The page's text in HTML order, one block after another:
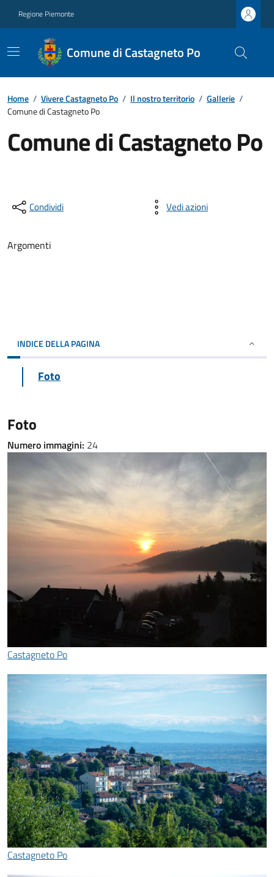
Regione Piemonte
Comune di Castagneto Po
Home / Vivere Castagneto Po / Il nostro territorio / Gallerie /
Comune di Castagneto Po
Comune di Castagneto Po
Condividi Vedi azioni
Argomenti
INDICE DELLA PAGINA
Foto
Foto
Numero immagini: 24
Castagneto Po
Castagneto Po